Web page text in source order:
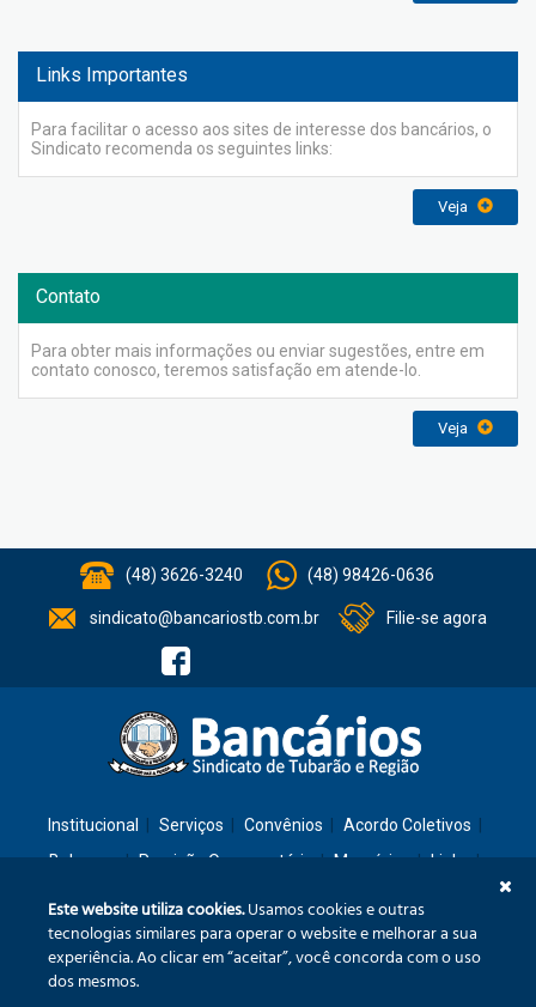
Links Importantes
Para facilitar o acesso aos sites de interesse dos bancários, o
Sindicato recomenda os seguintes links:
Veja
Contato
Para obter mais informações ou enviar sugestões, entre em
contato conosco, teremos satisfação em atende-lo.
Veja
(48) 3626-3240 (48) 98426-0636
sindicato@bancariostb.com.br Filie-se agora
Institucional Serviços Convênios
Acordo Coletivos
Balanços
Previsão Orçamentária Memórias
Links
Rua: São José, 36 – Ed. Cláudia – Térreo – Tubarão/SC – CEP: 88701-260
Este website utiliza cookies.Usamos cookies e outras
tecnologias similares para operar o website e melhorar a sua
experiência. Ao clicar em “aceitar”, você concorda com o uso
dos mesmos.